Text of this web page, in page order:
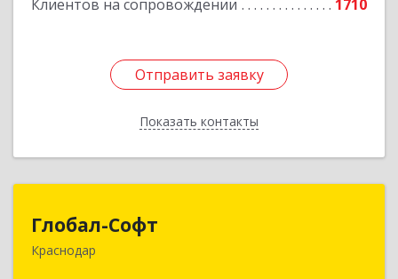
Клиентов на сопровождении 1710
Отправить заявку
Показать контакты
Отправить заявку
Назад
Глобал-Софт
Краснодар350018, Краснодарский край, Краснодар г,